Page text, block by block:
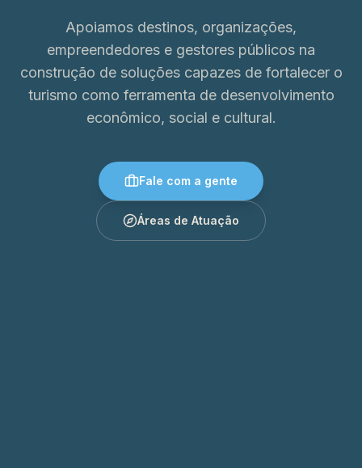
Apoiamos destinos, organizações,
empreendedores e gestores públicos na
construção de soluções capazes de fortalecer o
turismo como ferramenta de desenvolvimento
econômico, social e cultural.
Fale com a gente
Áreas de Atuação